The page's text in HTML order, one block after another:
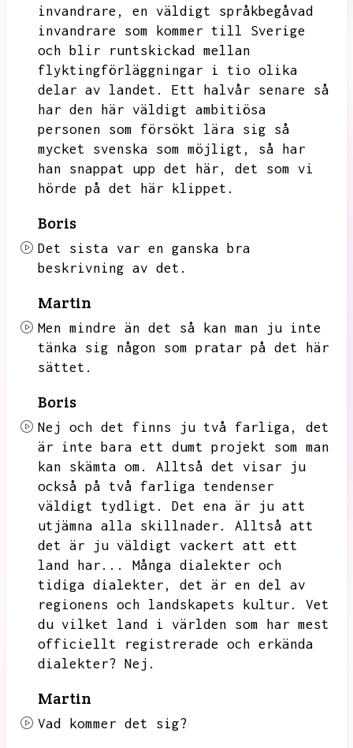
invandrare,
en väldigt språkbegåvad
invandrare som kommer till Sverige
och blir runtskickad mellan
flyktingförläggningar i tio olika
delar av landet.
Ett halvår senare så
har den här väldigt ambitiösa
personen som försökt lära sig så
mycket svenska som möjligt,
så har
han snappat upp det här,
det som vi
hörde på det här klippet.
Boris
Det sista var en ganska bra
beskrivning av det.
Martin
Men mindre än det så kan man ju inte
tänka sig någon som pratar på det här
sättet.
Boris
Nej och det finns ju två farliga,
det
är inte bara ett dumt projekt som man
kan skämta om.
Alltså det visar ju
också på två farliga tendenser
väldigt tydligt.
Det ena är ju att
utjämna alla skillnader.
Alltså att
det är ju väldigt vackert att ett
land har...
Många dialekter och
tidiga dialekter,
det är en del av
regionens och landskapets kultur.
Vet
du vilket land i världen som har mest
officiellt registrerade och erkända
dialekter? Nej.
Martin
Vad kommer det sig?